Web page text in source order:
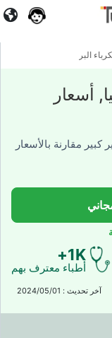
البربرية
أسعار
مقارنة بالأسعار
1K+
أطباء معترف بهم
آخر تحديث : 2024/05/01